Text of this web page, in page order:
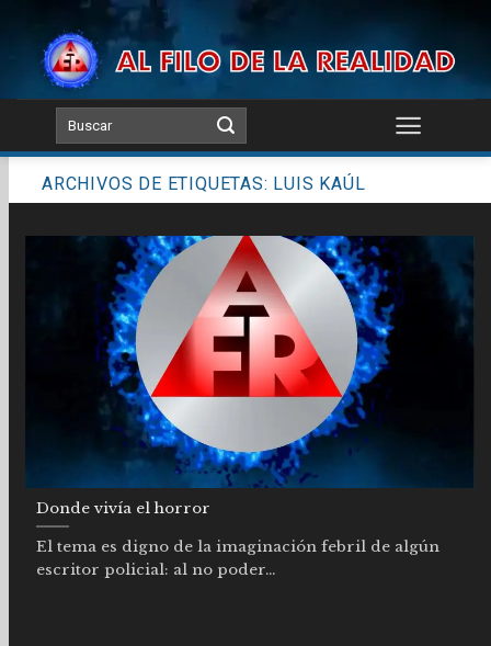
content
ARCHIVOS DE ETIQUETAS: LUIS KAÚL
Donde vivía el horror
El tema es digno de la imaginación febril de algún
escritor policial: al no poder...